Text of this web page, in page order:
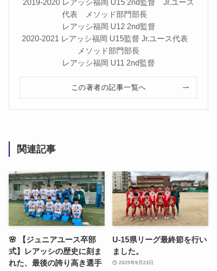
2019-2020 レアッシ福岡 U15 2nd監督 Jr.ユース
代表 メソッド部門部長
レアッシ福岡 U12 2nd監督
2020-2021 レアッシ福岡 U15監督 Jr.ユース代表
メソッド部門部長
レアッシ福岡 U11 2nd監督
この著者の記事一覧へ
関連記事
🌸 【ジュニアユース卒部
式】レアッシの歴史に刻ま
れた、最後の誇り高き選手
U-15県リーグ最終節を行い
ました。
2025年9月23日